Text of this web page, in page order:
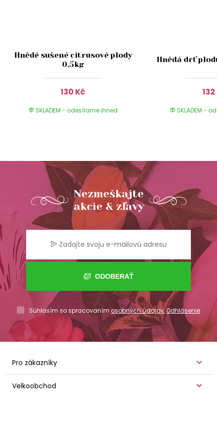
Hnědé sušené citrusové plody
0,5kg
130 Kč
SKLADEM - odesílame ihned
Hnědá drť
SKLADEM -
Nezmeškajte
akcie & zľavy
ODOBERAŤ
Súhlasím so spracovaním osobných údajov,Odhlásenie
Pro zákazníky
Velkoobchod